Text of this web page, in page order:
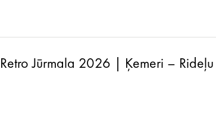
Retro Jūrmala 2026 | Ķemeri –